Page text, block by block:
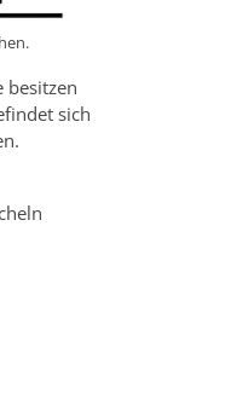
besitzen
sich